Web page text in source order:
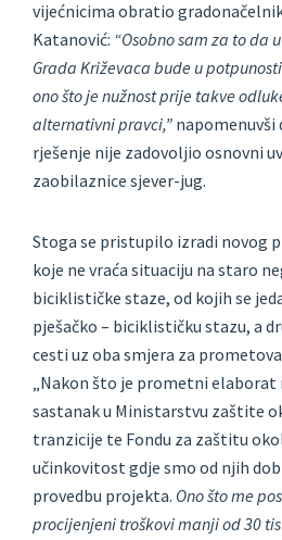
vijećnicima obratio
Katanović: “Osobno sam za to da
Grada Križevaca bude u
ono što je nužnost prije takve
alternativni pravci,”
rješenje nije zadovoljio osnovni
zaobilaznice sjever-jug.
Stoga se pristupilo izradi novog
koje ne vraća situaciju na staro
biciklističke staze, od kojih se
pješačko – biciklističku stazu, a
cesti uz oba smjera za
„Nakon što je prometni elaborat
sastanak u Ministarstvu zaštite
tranzicije te Fondu za zaštitu
učinkovitost gdje smo od njih
provedbu projekta. Ono što me
procijenjeni troškovi manji od 30